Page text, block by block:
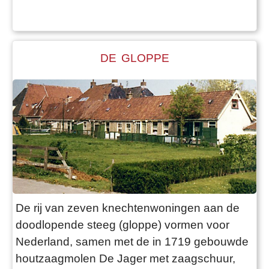
zoals het orgel en uurwerk, zijn behou
DE GLOPPE
De rij van zeven knechtenwoningen aan de
doodlopende steeg (gloppe) vormen voor
Nederland, samen met de in 1719 gebouwde
houtzaagmolen De Jager met zaagschuur,